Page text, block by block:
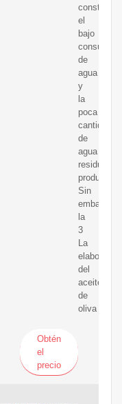
constituye
el
bajo
consumo
de
agua
y
la
poca
cantidad
de
agua
residual
producida.
Sin
embargo,
la
3
La
del
aceite
de
oliva
Obtén
el
precio